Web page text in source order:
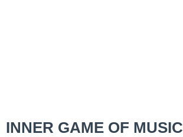
INNER GAME OF MUSIC